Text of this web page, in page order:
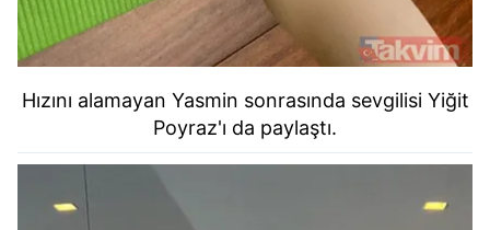
Hızını alamayan Yasmin sonrasında sevgilisi Yiğit
Poyraz'ı da paylaştı.